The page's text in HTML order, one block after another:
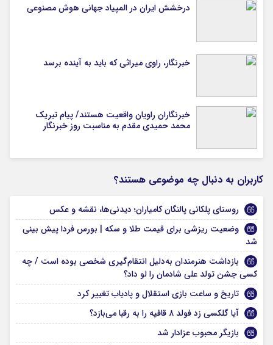
درخشش ایران در المپیاد جهانی هوش مصنوعی
خبرنگار، راوی میراثی که باید به آینده برسد
خبرنگاران راویان واقعیت هستند/ پیام تبریک
محمد حمیدی مقدم به مناسبت روز خبرنگار
کاربران به دنبال چه موضوعی هستند؟
روستای پلکانی پالنگان کامیاران؛ دیدنی‌ها، نقشه و عکس
وضعیت ریزشی برای قیمت طلا و سکه | بورس فردا پیش بینی
شد
بازداشت هنرمندان به‌دلیل انتقام‌گیری شخصی بوده است / چه
کسی جشن تولد علی شادمان را لو داد؟
تاریخ و ساعت بازی استقلال و پادیاب تغییر کرد
آیا گلکسی زد فولد ۸ قافیه را به رقبا می‌بازد؟
بازیگر محبوب عزادار شد